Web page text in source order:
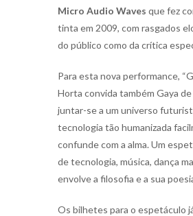
Micro Audio Waves que fez
tinta em 2009, com rasgados
do público como da crítica
Para esta nova performance,
Horta convida também Gaya
juntar-se a um universo
tecnologia tão humanizada
confunde com a alma. Um
de tecnologia, música, dança
envolve a filosofia e a sua
Os bilhetes para o espetáculo